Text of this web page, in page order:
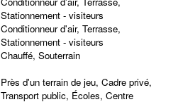
Stationnement - visiteurs
Conditionneur d'air, Terrasse,
Stationnement - visiteurs
Chauffé, Souterrain
Près d'un terrain de jeu, Cadre privé,
Transport public, Écoles, Centre